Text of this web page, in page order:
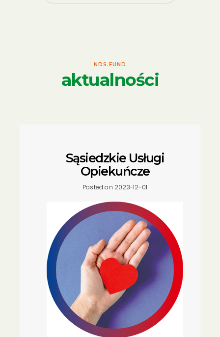
NDS.FUND
aktualności
Sąsiedzkie Usługi
Opiekuńcze
Posted on 2023-12-01